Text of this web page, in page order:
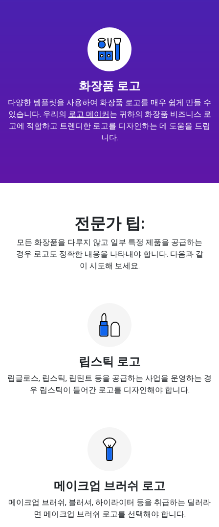
화장품 로고
다양한 템플릿을 사용하여 화장품 로고를 매우 쉽게 만들 수
있습니다. 우리의 로고 메이커는 귀하의 화장품 비즈니스 로
고에 적합하고 트렌디한 로고를 디자인하는 데 도움을 드립
니다.
전문가 팁:
모든 화장품을 다루지 않고 일부 특정 제품을 공급하는
경우 로고도 정확한 내용을 나타내야 합니다. 다음과 같
이 시도해 보세요.
립스틱 로고
립글로스, 립스틱, 립틴트 등을 공급하는 사업을 운영하는 경
우 립스틱이 들어간 로고를 디자인해야 합니다.
메이크업 브러쉬 로고
메이크업 브러쉬, 블러셔, 하이라이터 등을 취급하는 딜러라
면 메이크업 브러쉬 로고를 선택해야 합니다.